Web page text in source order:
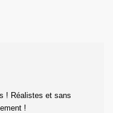
! Réalistes et sans
!